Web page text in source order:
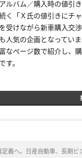
ルバム／購入時の値引
く「Ｘ氏の値引きにチ
受けながら新車購入交
人気の企画となってい
なページ数で紹介し、
す。
定義へ。日産自動車、長期ビ